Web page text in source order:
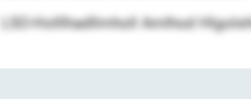
LSO-Holllhadllmholl Amlhod